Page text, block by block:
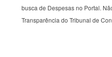
busca de Despesas no Portal.
Transparência do Tribunal de